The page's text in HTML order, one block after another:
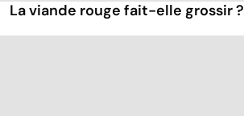
La viande rouge fait-elle grossir ?